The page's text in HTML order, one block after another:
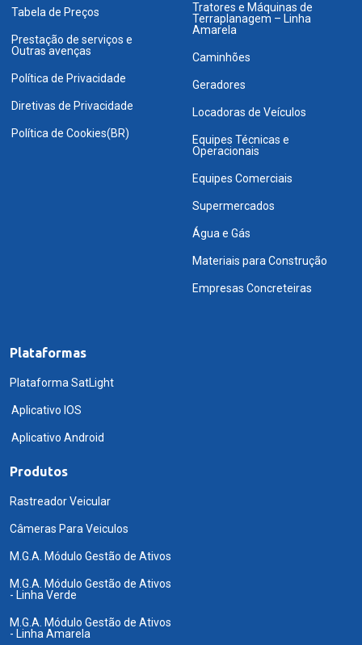
Tabela de Preços
Prestação de serviços e
Outras avenças
Política de Privacidade
Diretivas de Privacidade
Política de Cookies(BR)
Tratores e Máquinas de
Terraplanagem – Linha
Amarela
Caminhões
Geradores
Locadoras de Veículos
Equipes Técnicas e
Operacionais
Equipes Comerciais
Supermercados
Água e Gás
Materiais para Construção
Empresas Concreteiras
Plataformas
Plataforma SatLight
Aplicativo IOS
Aplicativo Android
Produtos
Rastreador Veicular
Câmeras Para Veiculos
M.G.A. Módulo Gestão de Ativos
M.G.A. Módulo Gestão de Ativos
- Linha Verde
M.G.A. Módulo Gestão de Ativos
- Linha Amarela